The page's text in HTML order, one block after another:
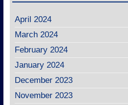
April 2024
March 2024
February 2024
January 2024
December 2023
November 2023